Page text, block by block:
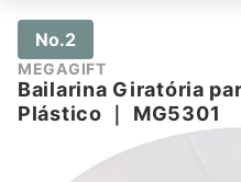
No.2
MEGAGIFT
Bailarina Giratória
Plástico
MG5301